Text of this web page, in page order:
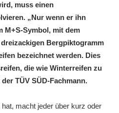
muss einen
„Nur wenn er ihn
M+S-Symbol, mit dem
Bergpiktogramm
bezeichnet werden. Dies
die wie Winterreifen zu
TÜV SÜD-Fachmann.
macht jeder über kurz oder